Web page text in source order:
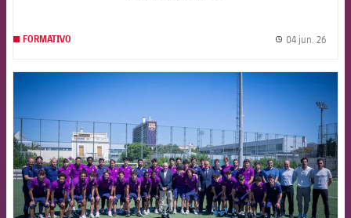
FORMATIVO 04 jun. 26
FCB Barcelona badge